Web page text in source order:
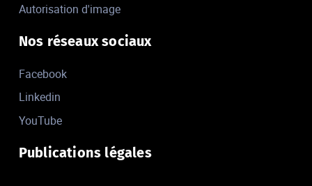
Autorisation d'image
Nos réseaux sociaux
Facebook
Linkedin
YouTube
Publications légales